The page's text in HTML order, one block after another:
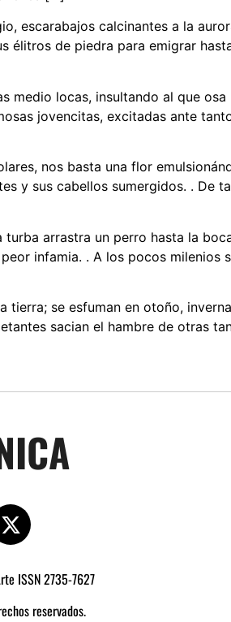
escarabajos calcinantes a la
de piedra para emigrar
medio locas, insultando al que
jovencitas, excitadas ante
nos basta una flor
y sus cabellos sumergidos. . De
arrastra un perro hasta la
infamia. . A los pocos milenios
se esfuman en otoño,
sacian el hambre de otras
ISSN 2735-7627
reservados.